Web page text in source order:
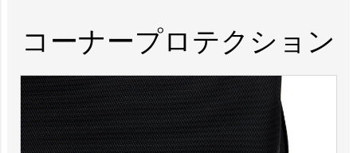
コーナープロテクション